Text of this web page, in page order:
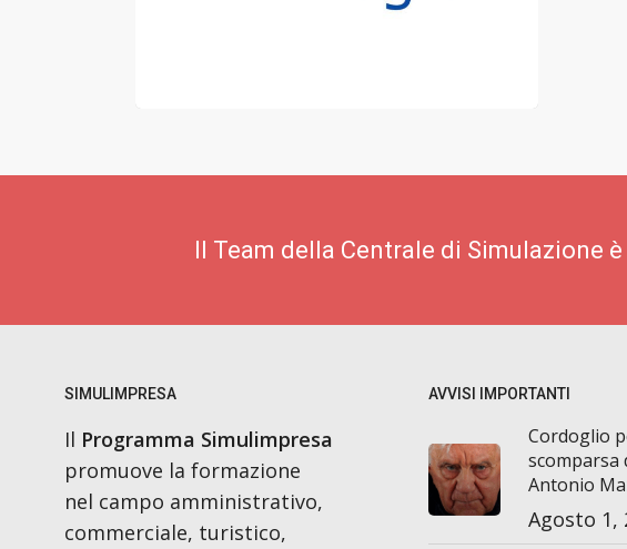
Il Team della Centrale di Simulazione
SIMULIMPRESA
Il Programma Simulimpresa
promuove la formazione
nel campo amministrativo,
commerciale, turistico,
AVVISI IMPORTANTI
Cordoglio
scomparsa
Antonio
Agosto 1,